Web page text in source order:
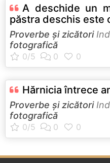
A deschide un
păstra deschis este
Proverbe și zicători
fotografică
Hărnicia întrece
Proverbe și zicători
fotografică